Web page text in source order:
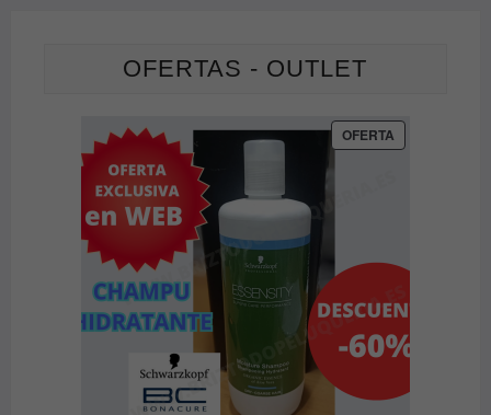
OFERTAS - OUTLET
OFERTAPRODUCTO
EN